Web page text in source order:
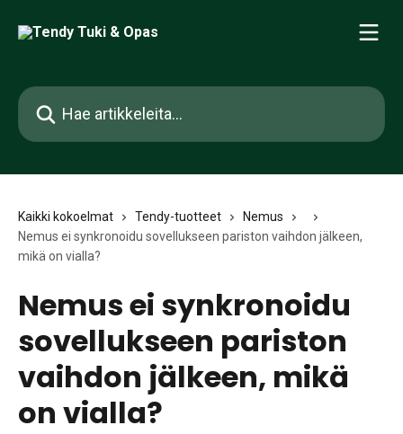
Hae artikkeleita...
Kaikki kokoelmat Tendy-tuotteet
Nemus
Nemus ei synkronoidu sovellukseen pariston vaihdon jälkeen,
mikä on vialla?
Nemus ei synkronoidu
sovellukseen pariston
vaihdon jälkeen, mikä
on vialla?